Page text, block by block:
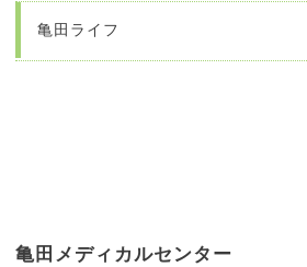
亀田ライフ
亀田メディカルセンター